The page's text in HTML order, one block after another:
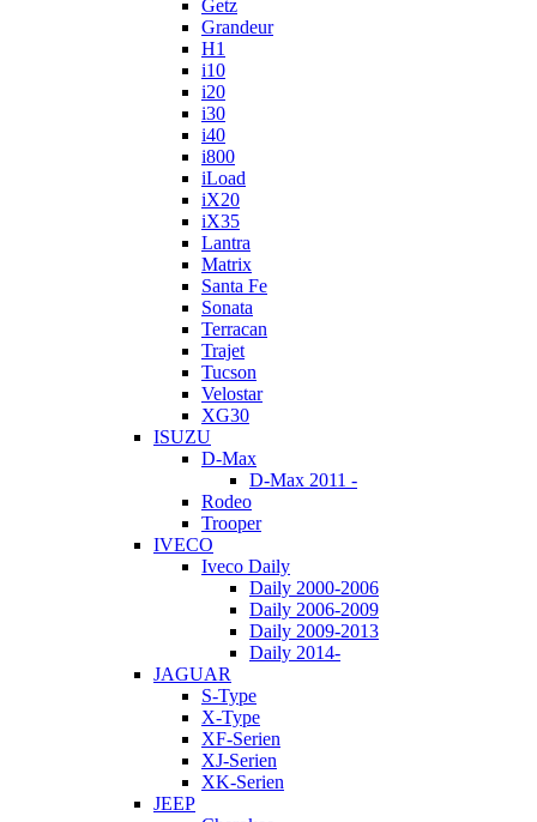
Getz
Grandeur
H1
i10
i20
i30
i40
i800
iLoad
iX20
iX35
Lantra
Matrix
Santa Fe
Sonata
Terracan
Trajet
Tucson
Velostar
XG30
ISUZU
D-Max
D-Max 2011 -
Rodeo
Trooper
IVECO
Iveco Daily
Daily 2000-2006
Daily 2006-2009
Daily 2009-2013
Daily 2014-
JAGUAR
S-Type
X-Type
XF-Serien
XJ-Serien
XK-Serien
JEEP